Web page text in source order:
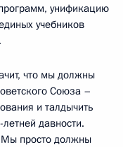
унификацию
учебников
что мы должны
Союза –
и талдычить
давности.
Мы просто должны